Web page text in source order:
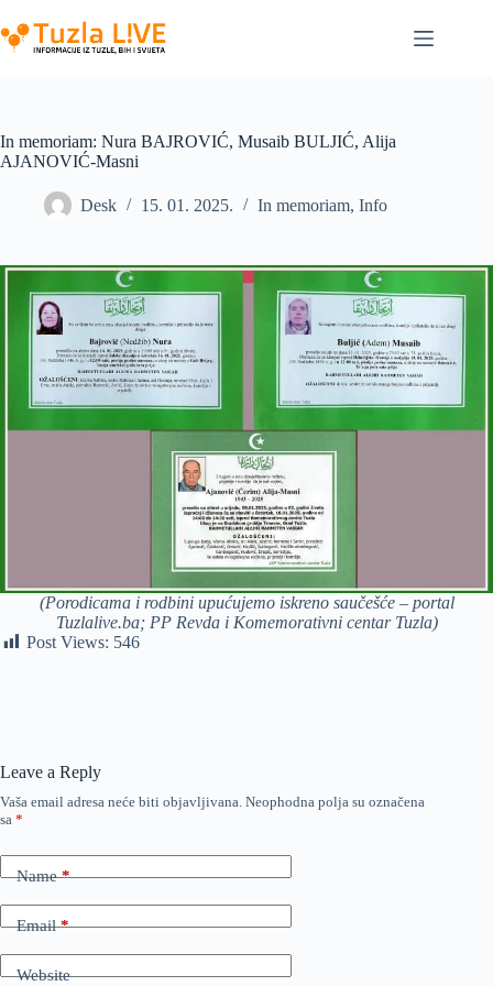
to
content
In memoriam: Nura BAJROVIĆ, Musaib BULJIĆ, Alija
AJANOVIĆ-Masni
Desk 15. 01. 2025. In memoriam, Info
(Porodicama i rodbini upućujemo iskreno saučešće – portal
Tuzlalive.ba; PP Revda i Komemorativni centar Tuzla)
Post Views: 546
Leave a Reply
Vaša email adresa neće biti objavljivana. Neophodna polja su označena
sa *
Name*
Email*
Website